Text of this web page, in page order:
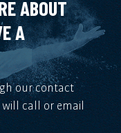
ABOUT
A
our contact
call or email